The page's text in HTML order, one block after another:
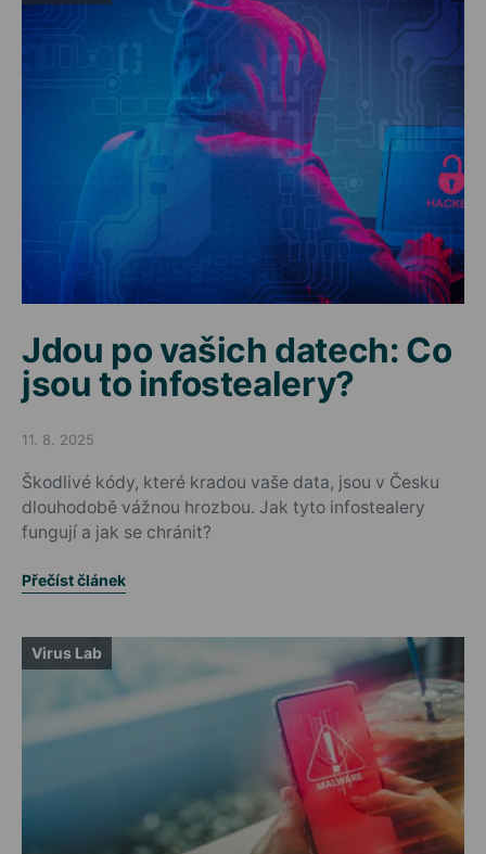
Jdou po vašich datech: Co
jsou to infostealery?
Posted on
11. 8. 2025
Škodlivé kódy, které kradou vaše data, jsou v Česku
dlouhodobě vážnou hrozbou. Jak tyto infostealery
fungují a jak se chránit?
Přečíst článek
Virus Lab